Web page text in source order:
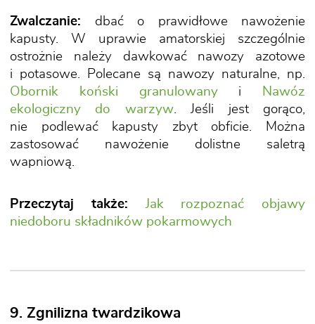
Zwalczanie: dbać o prawidłowe nawożenie
kapusty. W uprawie amatorskiej szczególnie
ostrożnie należy dawkować nawozy azotowe
i potasowe. Polecane są nawozy naturalne, np.
Obornik koński granulowanyi
Nawóz
ekologiczny do warzyw. Jeśli jest gorąco,
nie podlewać kapusty zbyt obficie. Można
zastosować nawożenie dolistne saletrą
wapniową.
Przeczytaj także:
Jak rozpoznać objawy
niedoboru składników pokarmowych
9. Zgnilizna twardzikowa